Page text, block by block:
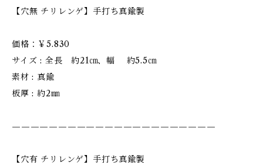
【穴無 チリレンゲ】手打ち真鍮製
価格：￥5.830
サイズ : 全長 約21㎝、幅 約5.5㎝
素材 : 真鍮
板厚 : 約2㎜
——————————————————————
【穴有 チリレンゲ】手打ち真鍮製